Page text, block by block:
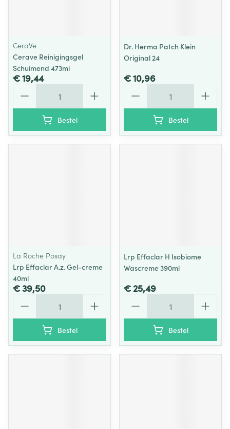
CeraVe
Cerave Reinigingsgel
Schuimend 473ml
€ 19,44
Bestel
Dr. Herma Patch Klein
Original 24
€ 10,96
Bestel
La Roche Posay
Lrp Effaclar A.z. Gel-creme
40ml
€ 39,50
Bestel
Lrp Effaclar H Isobiome
Wascreme 390ml
€ 25,49
Bestel